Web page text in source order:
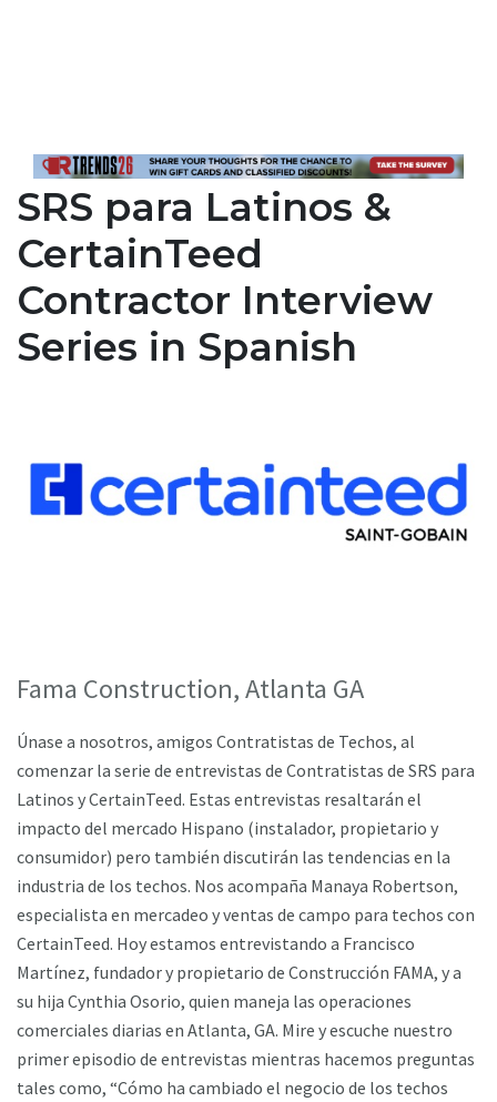
SRS para Latinos &
CertainTeed
Contractor Interview
Series in Spanish
Fama Construction, Atlanta GA
Únase a nosotros, amigos Contratistas de Techos, al
comenzar la serie de entrevistas de Contratistas de SRS para
Latinos y CertainTeed. Estas entrevistas resaltarán el
impacto del mercado Hispano (instalador, propietario y
consumidor) pero también discutirán las tendencias en la
industria de los techos. Nos acompaña Manaya Robertson,
especialista en mercadeo y ventas de campo para techos con
CertainTeed. Hoy estamos entrevistando a Francisco
Martínez, fundador y propietario de Construcción FAMA, y a
su hija Cynthia Osorio, quien maneja las operaciones
comerciales diarias en Atlanta, GA. Mire y escuche nuestro
primer episodio de entrevistas mientras hacemos preguntas
tales como, “Cómo ha cambiado el negocio de los techos